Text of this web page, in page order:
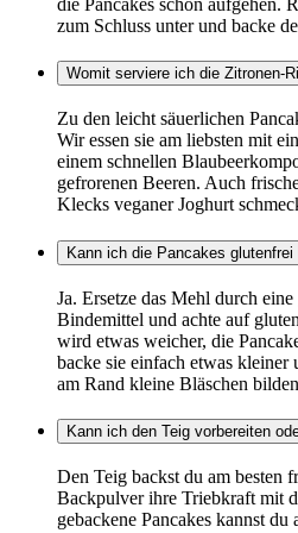
zum Schluss unter und backe
Womit serviere ich die Zitronen-
Zu den leicht säuerlichen
Wir essen sie am liebsten mit
einem schnellen
gefrorenen Beeren. Auch
Klecks veganer Joghurt
Kann ich die Pancakes glutenfrei
Ja. Ersetze das Mehl durch
Bindemittel und achte auf
wird etwas weicher, die
backe sie einfach etwas kleiner
am Rand kleine Bläschen
Kann ich den Teig vorbereiten
Den Teig backst du am besten
Backpulver ihre Triebkraft mit
gebackene Pancakes kannst